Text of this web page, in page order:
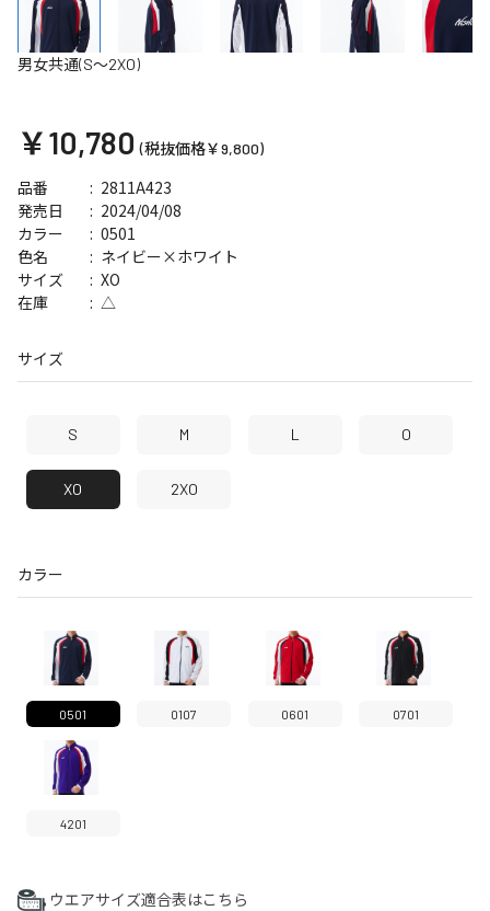
男女共通(S～2XO)
￥10,780 (税抜価格￥9,800)
品番 2811A423
発売日 2024/04/08
サイズ XO
カラー 0501
在庫 △
色名 ネイビー×ホワイト
サイズ
S M L O
XO 2XO
カラー
0501 0107 0601 0701
4201
ウエアサイズ適合表はこちら